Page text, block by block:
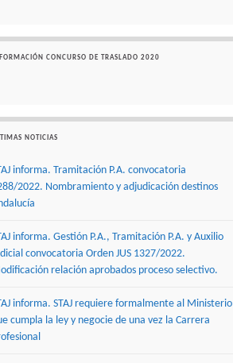
CONCURSO DE TRASLADO 2020
NOTICIAS
informa. Tramitación P.A. convocatoria
2022. Nombramiento y adjudicación destinos
informa. Gestión P.A., Tramitación P.A. y Auxilio
convocatoria Orden JUS 1327/2022.
relación aprobados proceso selectivo.
informa. STAJ requiere formalmente al Ministerio
cumpla la ley y negocie de una vez la Carrera